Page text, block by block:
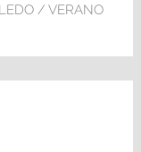
/ VERANO